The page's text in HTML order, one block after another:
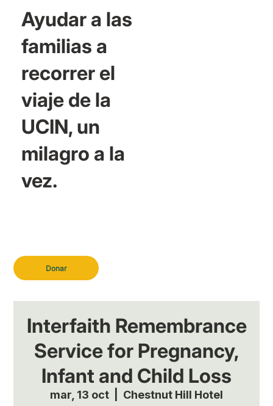
Donar
Ayudar a las
familias a
recorrer el
viaje de la
UCIN, un
milagro a la
vez.
Interfaith Remembrance
Service for Pregnancy,
Infant and Child Loss
mar, 13 oct Chestnut Hill Hotel